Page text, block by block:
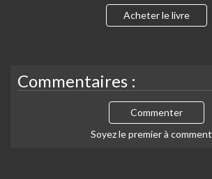
Acheter le livre
Commentaires :
Commenter
Soyez le premier à